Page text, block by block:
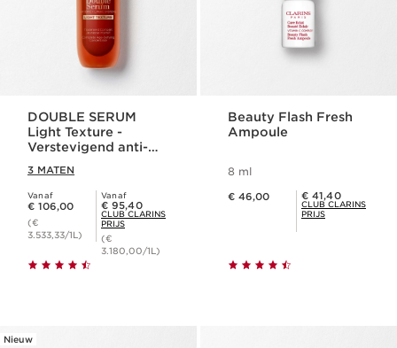
DOUBLE SERUM
Light Texture -
Verstevigend anti-
3 MATEN
Vanaf
Dit is nu de prijs € 106,00
€ 106,00
(€
3.533,33/1L)
Vanaf
Club Clarins Prijs € 95,40
€ 95,40
CLUB CLARINS
PRIJS
(€
3.180,00/1L)
Beauty Flash Fresh
Ampoule
8 ml
€ 46,00 Club Clarins Prijs € 41,40
€ 41,40
CLUB CLARINS
PRIJS
Nieuw